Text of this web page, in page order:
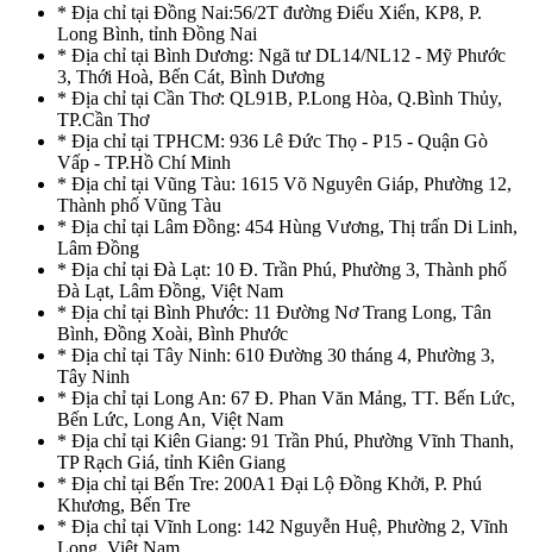
* Địa chỉ tại Đồng Nai:56/2T đường Điểu Xiển, KP8, P.
Long Bình, tỉnh Đồng Nai
* Địa chỉ tại Bình Dương: Ngã tư DL14/NL12 - Mỹ Phước
3, Thới Hoà, Bến Cát, Bình Dương
* Địa chỉ tại Cần Thơ: QL91B, P.Long Hòa, Q.Bình Thủy,
TP.Cần Thơ
* Địa chỉ tại TPHCM: 936 Lê Đức Thọ - P15 - Quận Gò
Vấp - TP.Hồ Chí Minh
* Địa chỉ tại Vũng Tàu: 1615 Võ Nguyên Giáp, Phường 12,
Thành phố Vũng Tàu
* Địa chỉ tại Lâm Đồng: 454 Hùng Vương, Thị trấn Di Linh,
Lâm Đồng
* Địa chỉ tại Đà Lạt: 10 Đ. Trần Phú, Phường 3, Thành phố
Đà Lạt, Lâm Đồng, Việt Nam
* Địa chỉ tại Bình Phước: 11 Đường Nơ Trang Long, Tân
Bình, Đồng Xoài, Bình Phước
* Địa chỉ tại Tây Ninh: 610 Đường 30 tháng 4, Phường 3,
Tây Ninh
* Địa chỉ tại Long An: 67 Đ. Phan Văn Mảng, TT. Bến Lức,
Bến Lức, Long An, Việt Nam
* Địa chỉ tại Kiên Giang: 91 Trần Phú, Phường Vĩnh Thanh,
TP Rạch Giá, tỉnh Kiên Giang
* Địa chỉ tại Bến Tre: 200A1 Đại Lộ Đồng Khởi, P. Phú
Khương, Bến Tre
* Địa chỉ tại Vĩnh Long: 142 Nguyễn Huệ, Phường 2, Vĩnh
Long, Việt Nam